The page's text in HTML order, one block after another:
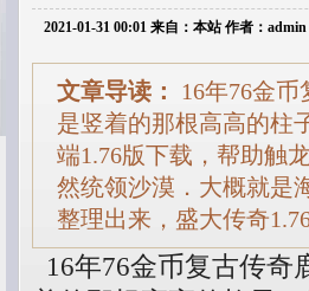
2021-01-31 00:01 来自：本站 作者：admin
文章导读：
16年76金
是竖着的那根高高的柱
端1.76版下载，帮助触
然统领沙漠．大概就是
整理出来，盛大传奇
16年76金币复古传奇